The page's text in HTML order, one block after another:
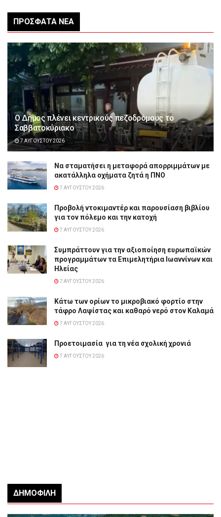
ΠΡΌΣΦΑΤΑ ΝΈΑ
Ο Δήμος πλένει κεντρικούς πεζοδρόμους το
Σαββατοκύριακο
7 ΑΥΓΟΎΣΤΟΥ 2026
Να σταματήσει η μεταφορά απορριμμάτων με
ακατάλληλα οχήματα ζητά η ΠΝΟ
7 ΑΥΓΟΎΣΤΟΥ 2026
Προβολή ντοκιμαντέρ και παρουσίαση βιβλίου
για τον πόλεμο και την κατοχή
7 ΑΥΓΟΎΣΤΟΥ 2026
Συμπράττουν για την αξιοποίηση ευρωπαϊκών
προγραμμάτων τα Επιμελητήρια Ιωαννίνων και
Ηλείας
7 ΑΥΓΟΎΣΤΟΥ 2026
Κάτω των ορίων το μικροβιακό φορτίο στην
τάφρο Λαψίστας και καθαρό νερό στον Καλαμά
7 ΑΥΓΟΎΣΤΟΥ 2026
Προετοιμασία για τη νέα σχολική χρονιά
7 ΑΥΓΟΎΣΤΟΥ 2026
ΔΗΜΟΦΙΛΉ